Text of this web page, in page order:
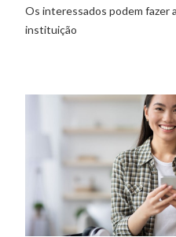
Os interessados podem fazer
instituição